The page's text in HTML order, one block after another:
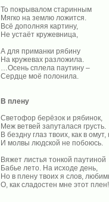
То покрывалом старинным
Мягко на землю ложится.
Всё дополняя картину,
Не устаёт кружевница,
А для приманки рябину
На кружевах разложила.
…Осень сплела паутину –
Сердце моё полонила.
В плену
Светофор берёзок и рябинок,
Меж ветвей запуталася грусть.
В бездну глаз твоих, как в омут,
И молвы людской не побоюсь.
Вяжет листья тонкой паутиной
Бабье лето. На исходе день,
Но в плену твоих я слов,
О, как сладостен мне этот плен!